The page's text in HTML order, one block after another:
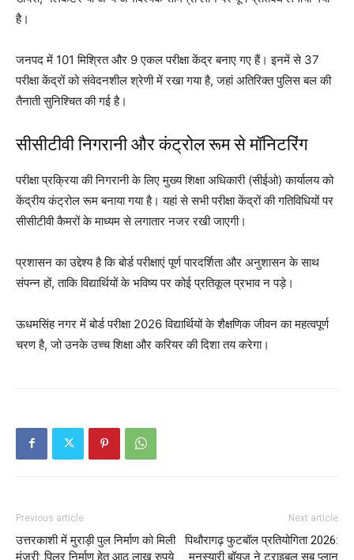
है।
जनपद में 101 मिश्रित और 9 एकल परीक्षा केंद्र बनाए गए हैं। इनमें से 37
परीक्षा केंद्रों को संवेदनशील श्रेणी में रखा गया है, जहां अतिरिक्त पुलिस बल की
तैनाती सुनिश्चित की गई है।
सीसीटीवी निगरानी और कंट्रोल रूम से मॉनिटरिंग
परीक्षा प्रक्रिया की निगरानी के लिए मुख्य शिक्षा अधिकारी (सीईओ) कार्यालय को
केंद्रीय कंट्रोल रूम बनाया गया है। यहां से सभी परीक्षा केंद्रों की गतिविधियों पर
सीसीटीवी कैमरों के माध्यम से लगातार नजर रखी जाएगी।
प्रशासन का उद्देश्य है कि बोर्ड परीक्षाएं पूर्ण पारदर्शिता और अनुशासन के साथ
संपन्न हों, ताकि विद्यार्थियों के भविष्य पर कोई प्रतिकूल प्रभाव न पड़े।
ऊधमसिंह नगर में बोर्ड परीक्षा 2026 विद्यार्थियों के शैक्षणिक जीवन का महत्वपूर्ण
चरण है, जो उनके उच्च शिक्षा और करियर की दिशा तय करेगा।
Previous article
उत्तरकाशी में मुराड़ी पुल निर्माण को मिली
मंजूरी: पिलर निर्माण हेतु आठ लाख रुपये
Next article
पिथौरागढ़ फुटबॉल प्रतियोगिता 2026:
मुनस्यारी बॉयज ने ट्राइबल सब प्लान